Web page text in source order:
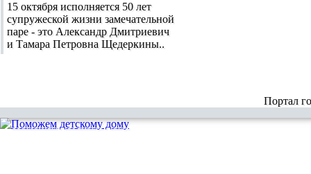
15 октября исполняется 50 лет
супружеской жизни замечательной
паре - это Александр Дмитриевич
и Тамара Петровна Щедеркины..
Портал